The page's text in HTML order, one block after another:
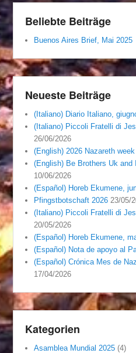
Beliebte Beiträge
Buenos Aires Brief, Mai 2025
Neueste Beiträge
(Italiano) Diario Italiano,
(Italiano) Piccoli Fratelli di
26/06/2026
(English) 2026 Nazareth
(English) Be Brothers Uk and
10/06/2026
(Español) Horeb Ekumene,
Pfingstbotschaft 2026 23/05/
(Italiano) Piccoli Fratelli di
20/05/2026
(Español) Horeb Ekumene,
(Español) Nota de apoyo al
(Español) Crónica Mes de
17/04/2026
Kategorien
Asamblea Mundial 2025 (4)